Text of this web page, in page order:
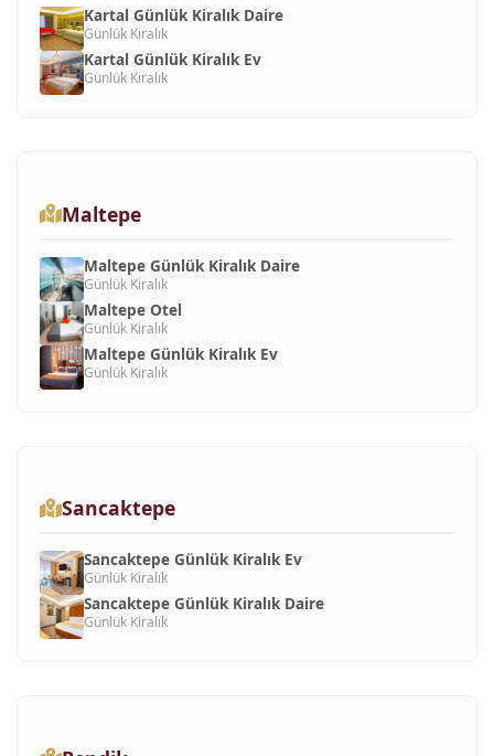
Kartal Günlük Kiralık Daire
Günlük Kiralık
Kartal Günlük Kiralık Ev
Günlük Kiralık
Maltepe
Maltepe Günlük Kiralık Daire
Günlük Kiralık
Maltepe Otel
Günlük Kiralık
Maltepe Günlük Kiralık Ev
Günlük Kiralık
Sancaktepe
Sancaktepe Günlük Kiralık Ev
Günlük Kiralık
Sancaktepe Günlük Kiralık Daire
Günlük Kiralık